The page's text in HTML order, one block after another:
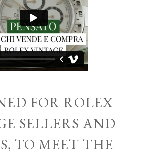
FOR ROLEX
SELLERS AND
TO MEET THE